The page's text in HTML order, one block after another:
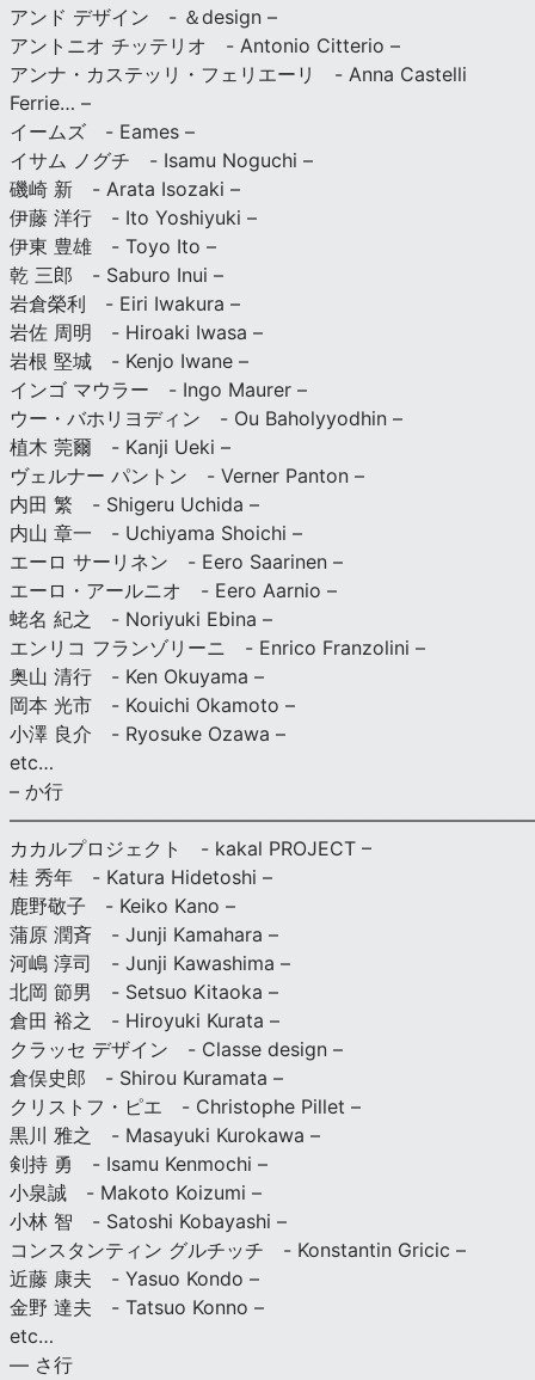
アンド デザイン - ＆design –
アントニオ チッテリオ - Antonio Citterio –
アンナ・カステッリ・フェリエーリ - Anna Castelli
Ferrie… –
イームズ - Eames –
イサム ノグチ - Isamu Noguchi –
磯崎 新 - Arata Isozaki –
伊藤 洋行 - Ito Yoshiyuki –
伊東 豊雄 - Toyo Ito –
乾 三郎 - Saburo Inui –
岩倉榮利 - Eiri Iwakura –
岩佐 周明 - Hiroaki Iwasa –
岩根 堅城 - Kenjo Iwane –
インゴ マウラー - Ingo Maurer –
ウー・バホリヨディン - Ou Baholyyodhin –
植木 莞爾 - Kanji Ueki –
ヴェルナー パントン - Verner Panton –
内田 繁 - Shigeru Uchida –
内山 章一 - Uchiyama Shoichi –
エーロ サーリネン - Eero Saarinen –
エーロ・アールニオ - Eero Aarnio –
蛯名 紀之 - Noriyuki Ebina –
エンリコ フランゾリーニ - Enrico Franzolini –
奥山 清行 - Ken Okuyama –
岡本 光市 - Kouichi Okamoto –
小澤 良介 - Ryosuke Ozawa –
etc…
– か行
カカルプロジェクト - kakal PROJECT –
桂 秀年 - Katura Hidetoshi –
鹿野敬子 - Keiko Kano –
蒲原 潤斉 - Junji Kamahara –
河嶋 淳司 - Junji Kawashima –
北岡 節男 - Setsuo Kitaoka –
倉田 裕之 - Hiroyuki Kurata –
クラッセ デザイン - Classe design –
倉俣史郎 - Shirou Kuramata –
クリストフ・ピエ - Christophe Pillet –
黒川 雅之 - Masayuki Kurokawa –
剣持 勇 - Isamu Kenmochi –
小泉誠 - Makoto Koizumi –
小林 智 - Satoshi Kobayashi –
コンスタンティン グルチッチ - Konstantin Gricic –
近藤 康夫 - Yasuo Kondo –
金野 達夫 - Tatsuo Konno –
etc…
— さ行